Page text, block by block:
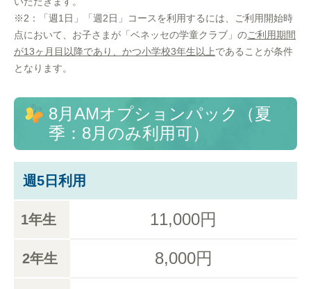
※2：「週1日」「週2日」コースを利用するには、ご利用開始時
点において、お子さまが「ベネッセの学童クラブ」のご利用期間
が13ヶ月目以降であり、かつ小学校3年生以上であることが条件
となります。
8月AMオプションパック（夏
季：8月のみ利用可）
週5日利用
1年生 11,000円
2年生 8,000円